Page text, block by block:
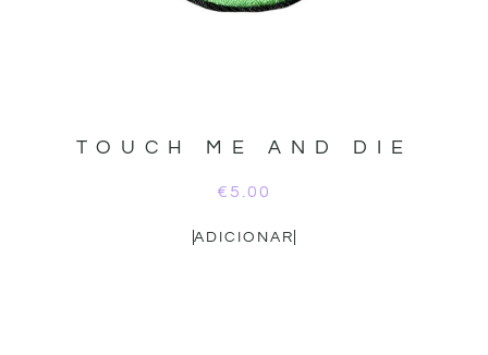
TOUCH ME AND DIE
€ 5.00
ADICIONAR